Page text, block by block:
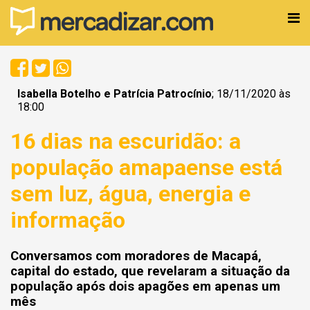
Isabella Botelho e Patrícia Patrocínio; 18/11/2020 às
18:00
16 dias na escuridão: a
população amapaense está
sem luz, água, energia e
informação
Conversamos com moradores de Macapá,
capital do estado, que revelaram a situação da
população após dois apagões em apenas um
mês